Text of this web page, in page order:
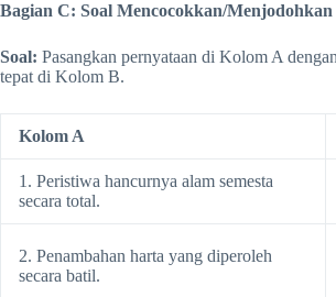
Bagian C: Soal Mencocokkan/Menjodohkan
Soal: Pasangkan pernyataan di Kolom A
tepat di Kolom B.
Kolom A
1. Peristiwa hancurnya alam semesta
secara total.
2. Penambahan harta yang diperoleh
secara batil.